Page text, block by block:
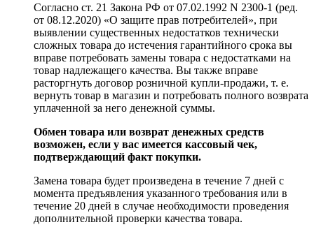
Согласно ст. 21 Закона РФ от 07.02.1992 N 2300-1 (ред.
от 08.12.2020) «О защите прав потребителей», при
выявлении существенных недостатков технически
сложных товара до истечения гарантийного срока вы
вправе потребовать замены товара с недостатками на
товар надлежащего качества. Вы также вправе
расторгнуть договор розничной купли-продажи, т. е.
вернуть товар в магазин и потребовать полного возврата
уплаченной за него денежной суммы.
Обмен товара или возврат денежных средств
возможен, если у вас имеется кассовый чек,
подтверждающий факт покупки.
Замена товара будет произведена в течение 7 дней с
момента предъявления указанного требования или в
течение 20 дней в случае необходимости проведения
дополнительной проверки качества товара.